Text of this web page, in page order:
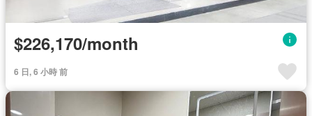
$226,170/month
6 日, 6 小時 前